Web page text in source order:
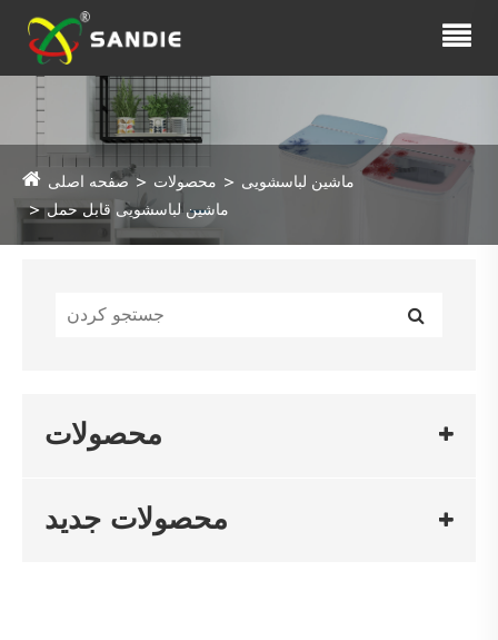
صفحه اصلی محصولات
ماشین لباسشویی
ماشین لباسشویی قابل حمل
محصولات
محصولات جدید